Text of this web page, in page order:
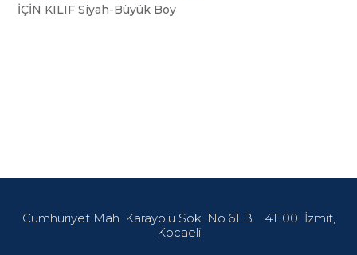
Boy
İÇİN KILIF Siyah-Büyük Boy
Cumhuriyet Mah. Karayolu Sok. No.61 B. 41100 İzmit,
Kocaeli